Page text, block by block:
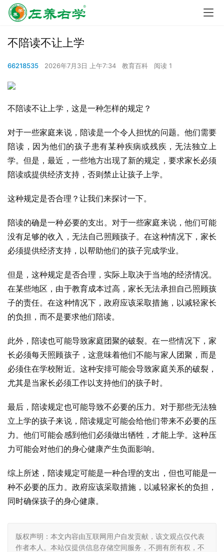
不陪读不让上学
66218535 2026年7月3日 上午7:34 教育百科 阅读 1
不陪读不让上学，这是一种怎样的规定？
对于一些家庭来说，陪读是一个令人担忧的问题。他们需要
陪读，因为他们的孩子患有某种疾病或残疾，无法独立上
学。但是，最近，一些地方出现了新的规定，要求家长必须
陪读或提供经济支持，否则禁止让孩子上学。
这种规定是否合理？让我们来探讨一下。
陪读的确是一种必要的支出。对于一些家庭来说，他们可能
没有足够的收入，无法自己照顾孩子。在这种情况下，家长
必须提供经济支持，以帮助他们的孩子完成学业。
但是，这种规定是否合理，实际上取决于当地的经济情况。
在某些地区，由于教育成本过高，家长无法承担自己照顾孩
子的责任。在这种情况下，政府应该采取措施，以减轻家长
的负担，而不是要求他们陪读。
此外，陪读也可能导致家庭团聚的破裂。在一些情况下，家
长必须每天照顾孩子，这意味着他们不能与家人团聚，而是
必须住在学校附近。这种安排可能会导致家庭关系的破裂，
尤其是当家长必须工作以支持他们的孩子时。
最后，陪读规定也可能导致不必要的压力。对于那些无法独
立上学的孩子来说，陪读规定可能会给他们带来不必要的压
力。他们可能会感到他们必须做出牺牲，才能上学。这种压
力可能会对他们的身心健康产生负面影响。
综上所述，陪读规定可能是一种合理的支出，但也可能是一
种不必要的压力。政府应该采取措施，以减轻家长的负担，
同时确保孩子的身心健康。
版权声明：本文内容由互联网用户自发贡献，该文观点仅代表
作者本人。本站仅提供信息存储空间服务，不拥有所有权，不